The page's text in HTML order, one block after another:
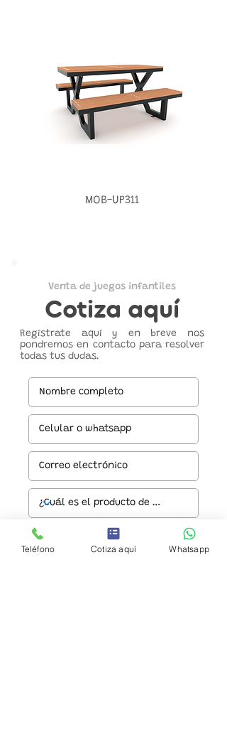
MOB-UP311
Venta de juegos infantiles
Cotiza aquí
Regístrate aquí y en breve nos
pondremos en contacto para resolver
todas tus dudas.
Teléfono Cotiza aquí Whatsapp